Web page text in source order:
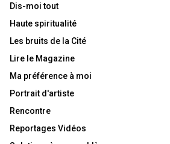
Dis-moi tout
Haute spiritualité
Les bruits de la Cité
Lire le Magazine
Ma préférence à moi
Portrait d'artiste
Rencontre
Reportages Vidéos